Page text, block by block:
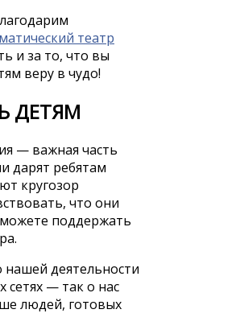
театр
и за то, что вы
веру в чудо!
ДЕТЯМ
— важная часть
дарят ребятам
кругозор
что они
поддержать
нашей деятельности
сетях — так о нас
людей, готовых